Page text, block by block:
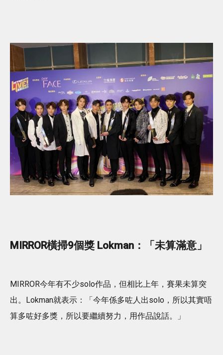
MIRROR橫掃9個獎 Lokman：「未算滿意」
MIRROR今年有不少solo作品，但相比上年，賽果未算突
出。Lokman就表示：「今年係多咗人出solo，所以其實唔
算多咗好多獎，所以要繼續努力，用作品說話。」